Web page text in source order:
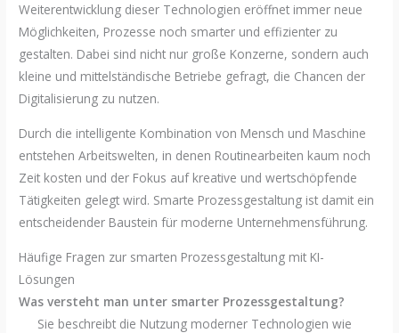
Weiterentwicklung dieser Technologien eröffnet immer neue
Möglichkeiten, Prozesse noch smarter und effizienter zu
gestalten. Dabei sind nicht nur große Konzerne, sondern auch
kleine und mittelständische Betriebe gefragt, die Chancen der
Digitalisierung zu nutzen.
Durch die intelligente Kombination von Mensch und Maschine
entstehen Arbeitswelten, in denen Routinearbeiten kaum noch
Zeit kosten und der Fokus auf kreative und wertschöpfende
Tätigkeiten gelegt wird. Smarte Prozessgestaltung ist damit ein
entscheidender Baustein für moderne Unternehmensführung.
Häufige Fragen zur smarten Prozessgestaltung mit KI-
Lösungen
Was versteht man unter smarter Prozessgestaltung?
Sie beschreibt die Nutzung moderner Technologien wie